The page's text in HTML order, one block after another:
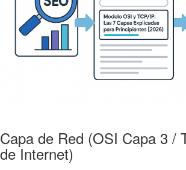
Capa de Red (OSI Capa 3 /
de Internet)